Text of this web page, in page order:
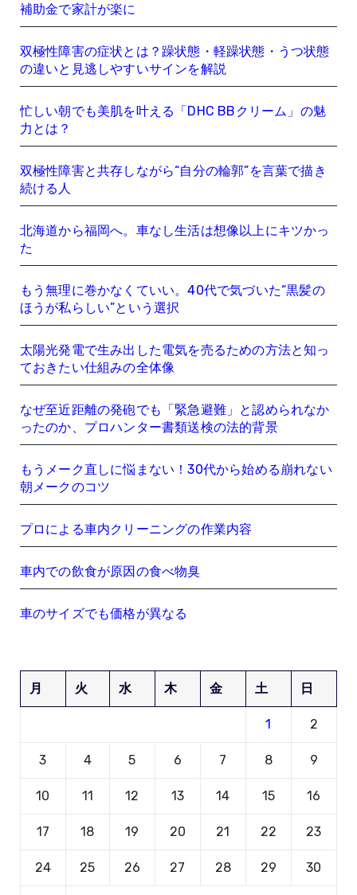
補助金で家計が楽に
双極性障害の症状とは？躁状態・軽躁状態・うつ状態
の違いと見逃しやすいサインを解説
忙しい朝でも美肌を叶える「DHC BBクリーム」の魅
力とは？
双極性障害と共存しながら“自分の輪郭”を言葉で描き
続ける人
北海道から福岡へ。車なし生活は想像以上にキツかっ
た
もう無理に巻かなくていい。40代で気づいた“黒髪の
ほうが私らしい”という選択
太陽光発電で生み出した電気を売るための方法と知っ
ておきたい仕組みの全体像
なぜ至近距離の発砲でも「緊急避難」と認められなか
ったのか、プロハンター書類送検の法的背景
もうメーク直しに悩まない！30代から始める崩れない
朝メークのコツ
プロによる車内クリーニングの作業内容
車内での飲食が原因の食べ物臭
車のサイズでも価格が異なる
月 火 水 木 金 土 日
1 2
3 4 5 6 7 8 9
10 11 12 13 14 15 16
17 18 19 20 21 22 23
24 25 26 27 28 29 30